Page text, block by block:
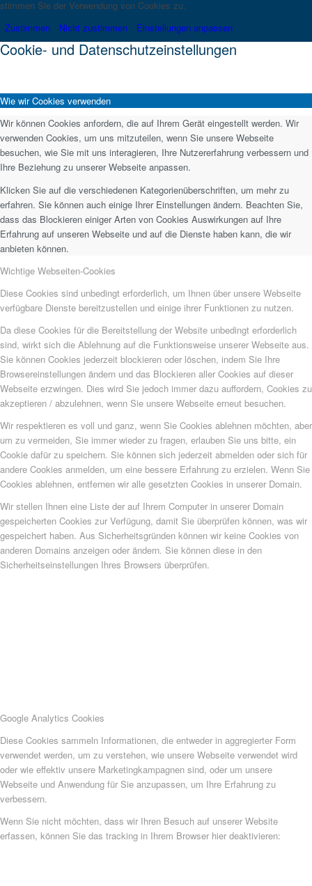
stimmen Sie der Verwendung von Cookies zu.
Zustimmen
Nicht zustimmen Einstellungen anpassen
Cookie- und Datenschutzeinstellungen
Wie wir Cookies verwenden
Wir können Cookies anfordern, die auf Ihrem Gerät eingestellt werden. Wir
verwenden Cookies, um uns mitzuteilen, wenn Sie unsere Webseite
besuchen, wie Sie mit uns interagieren, Ihre Nutzererfahrung verbessern und
Ihre Beziehung zu unserer Webseite anpassen.
Klicken Sie auf die verschiedenen Kategorienüberschriften, um mehr zu
erfahren. Sie können auch einige Ihrer Einstellungen ändern. Beachten Sie,
dass das Blockieren einiger Arten von Cookies Auswirkungen auf Ihre
Erfahrung auf unseren Webseite und auf die Dienste haben kann, die wir
anbieten können.
Wichtige Webseiten-Cookies
Diese Cookies sind unbedingt erforderlich, um Ihnen über unsere Webseite
verfügbare Dienste bereitzustellen und einige ihrer Funktionen zu nutzen.
Da diese Cookies für die Bereitstellung der Website unbedingt erforderlich
sind, wirkt sich die Ablehnung auf die Funktionsweise unserer Webseite aus.
Sie können Cookies jederzeit blockieren oder löschen, indem Sie Ihre
Browsereinstellungen ändern und das Blockieren aller Cookies auf dieser
Webseite erzwingen. Dies wird Sie jedoch immer dazu auffordern, Cookies zu
akzeptieren / abzulehnen, wenn Sie unsere Webseite erneut besuchen.
Wir respektieren es voll und ganz, wenn Sie Cookies ablehnen möchten, aber
um zu vermeiden, Sie immer wieder zu fragen, erlauben Sie uns bitte, ein
Cookie dafür zu speichern. Sie können sich jederzeit abmelden oder sich für
andere Cookies anmelden, um eine bessere Erfahrung zu erzielen. Wenn Sie
Cookies ablehnen, entfernen wir alle gesetzten Cookies in unserer Domain.
Wir stellen Ihnen eine Liste der auf Ihrem Computer in unserer Domain
gespeicherten Cookies zur Verfügung, damit Sie überprüfen können, was wir
gespeichert haben. Aus Sicherheitsgründen können wir keine Cookies von
anderen Domains anzeigen oder ändern. Sie können diese in den
Sicherheitseinstellungen Ihres Browsers überprüfen.
Google Analytics Cookies
Diese Cookies sammeln Informationen, die entweder in aggregierter Form
verwendet werden, um zu verstehen, wie unsere Webseite verwendet wird
oder wie effektiv unsere Marketingkampagnen sind, oder um unsere
Webseite und Anwendung für Sie anzupassen, um Ihre Erfahrung zu
verbessern.
Wenn Sie nicht möchten, dass wir Ihren Besuch auf unserer Website
erfassen, können Sie das tracking in Ihrem Browser hier deaktivieren: